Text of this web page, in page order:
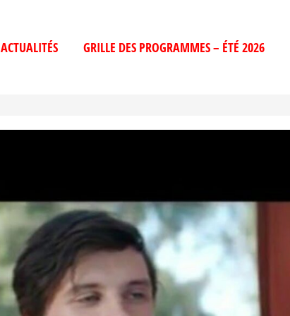
ACTUALITÉS GRILLE DES PROGRAMMES – ÉTÉ 2026